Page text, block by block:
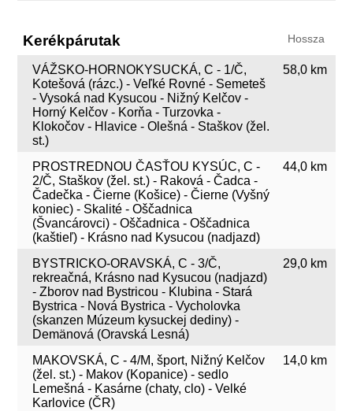
Kerékpárutak Hossza
VÁŽSKO-HORNOKYSUCKÁ, C - 1/Č,
Kotešová (rázc.) - Veľké Rovné - Semeteš
- Vysoká nad Kysucou - Nižný Kelčov -
Horný Kelčov - Korňa - Turzovka -
Klokočov - Hlavice - Olešná - Staškov (žel.
st.)
58,0 km
PROSTREDNOU ČASŤOU KYSÚC, C -
2/Č, Staškov (žel. st.) - Raková - Čadca -
Čadečka - Čierne (Košice) - Čierne (Vyšný
koniec) - Skalité - Oščadnica
(Švancárovci) - Oščadnica - Oščadnica
(kaštieľ) - Krásno nad Kysucou (nadjazd)
44,0 km
BYSTRICKO-ORAVSKÁ, C - 3/Č,
rekreačná, Krásno nad Kysucou (nadjazd)
- Zborov nad Bystricou - Klubina - Stará
Bystrica - Nová Bystrica - Vycholovka
(skanzen Múzeum kysuckej dediny) -
Demänová (Oravská Lesná)
29,0 km
MAKOVSKÁ, C - 4/M, šport, Nižný Kelčov
(žel. st.) - Makov (Kopanice) - sedlo
Lemešná - Kasárne (chaty, clo) - Velké
Karlovice (ČR)
14,0 km